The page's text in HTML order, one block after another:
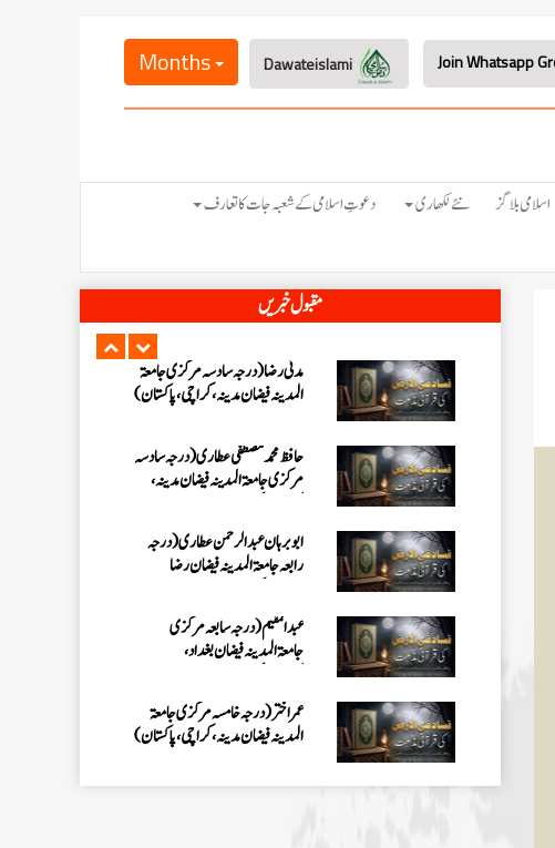
Months
اسلامی بلاگز نئے لکھاری
دعوتِ اسلامی کے شعبہ جات کا تعارف
مقبول خبریں
فیضان بغداد ،کراچی،پاکستان)
عبد الرسول (درجہ خامسہ مرکزی جامعۃ
مدنی رضا(درجہ سادسہ مرکز ی جامعۃ
حافظ محمد مصطفٰی عطاری (درجہ سادسہ
مرکزی جامعۃالمدينہ فیضان مدینہ،
ابو برہان عبدالرحمن عطاری (درجہ
رابعہ جامعۃالمدینہ فیضان رضا
عبدالمقیم (درجہ سابعہ مرکزی
جامعۃالمدینہ فیضان بغداد،
عمر اختر (درجہ خامسہ مرکزی جامعۃ
المدینہ فیضان مدینہ ،کراچی،پاکستان)
محمد وقاص (مرکزی جامعۃ المدینہ
فیضان مدینہ،کراچی ،پاکستان)
محمد سعد عمران (درجہ عالیہ مرکزی جامعۃ
المدینہ فیضانِ مدینہ ،کراچی ،پاکستان)